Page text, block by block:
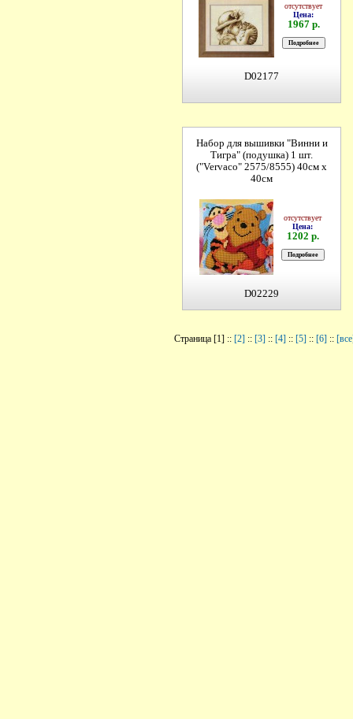
отсутствует
Цена:
1967 р.
D02177
Набор для вышивки "Винни и
Тигра" (подушка) 1 шт.
("Vervaco" 2575/8555) 40см х
40см
отсутствует
Цена:
1202 р.
D02229
Страница [1] :: [2] :: [3] :: [4] :: [5] :: [6] ::